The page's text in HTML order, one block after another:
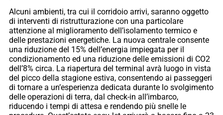
Alcuni ambienti, tra cui il corridoio arrivi, saranno oggetto
di interventi di ristrutturazione con una particolare
attenzione al miglioramento dell’isolamento termico e
delle prestazioni energetiche. La nuova centrale consente
una riduzione del 15% dell’energia impiegata per il
condizionamento ed una riduzione delle emissioni di CO2
dell’8% circa. La riapertura del terminal avrà luogo in vista
del picco della stagione estiva, consentendo ai passeggeri
di tornare a un’esperienza dedicata durante lo svolgimento
delle operazioni di terra, dal check-in all’imbarco,
riducendo i tempi di attesa e rendendo più snelle le